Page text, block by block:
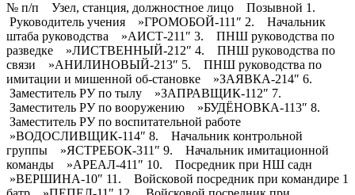
№ п/п Узел, станция, должностное лицо Позывной 1.
Руководитель учения »ГРОМОБОЙ-111″ 2. Начальник
штаба руководства »АИСТ-211″ 3. ПНШ руководства по
разведке »ЛИСТВЕННЫЙ-212″ 4. ПНШ руководства по
связи »АНИЛИНОВЫЙ-213″ 5. ПНШ руководства по
имитации и мишенной об-становке »ЗАЯВКА-214″ 6.
Заместитель РУ по тылу »ЗАПРАВЩИК-112″ 7.
Заместитель РУ по вооружению »БУДЁНОВКА-113″ 8.
Заместитель РУ по воспитательной работе
»ВОДОСЛИВЩИК-114″ 8. Начальник контрольной
группы »ЯСТРЕБОК-311″ 9. Начальник имитационной
команды »АРЕАЛ-411″ 10. Посредник при НШ садн
»ВЕРШИНА-10″ 11. Войсковой посредник при командире 1